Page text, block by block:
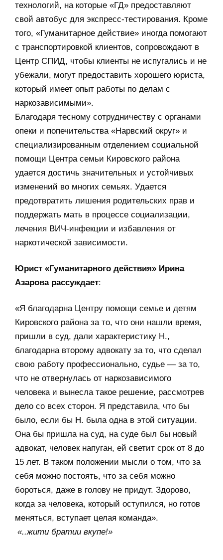
технологий, на которые «ГД» предоставляют
свой автобус для экспресс-тестирования. Кроме
того, «Гуманитарное действие» иногда помогают
с транспортировкой клиентов, сопровождают в
Центр СПИД, чтобы клиенты не испугались и не
убежали, могут предоставить хорошего юриста,
который имеет опыт работы по делам с
наркозависимыми».
Благодаря тесному сотрудничеству с органами
опеки и попечительства «Нарвский округ» и
специализированным отделением социальной
помощи Центра семьи Кировского района
удается достичь значительных и устойчивых
изменений во многих семьях. Удается
предотвратить лишения родительских прав и
поддержать мать в процессе социализации,
лечения ВИЧ-инфекции и избавления от
наркотической зависимости.
Юрист «Гуманитарного действия» Ирина
Азарова рассуждает:
«Я благодарна Центру помощи семье и детям
Кировского района за то, что они нашли время,
пришли в суд, дали характеристику Н.,
благодарна второму адвокату за то, что сделал
свою работу профессионально, судье — за то,
что не отвернулась от наркозависимого
человека и вынесла такое решение, рассмотрев
дело со всех сторон. Я представила, что бы
было, если бы Н. была одна в этой ситуации.
Она бы пришла на суд, на суде был бы новый
адвокат, человек напуган, ей светит срок от 8 до
15 лет. В таком положении мысли о том, что за
себя можно постоять, что за себя можно
бороться, даже в голову не придут. Здорово,
когда за человека, который оступился, но готов
меняться, вступает целая команда».
«..жити братии вкупе!»